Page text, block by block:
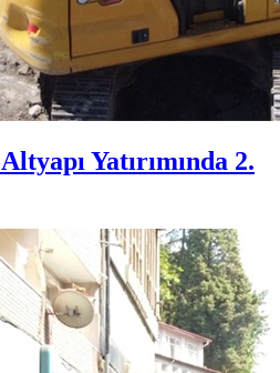
Yatırımında 2.